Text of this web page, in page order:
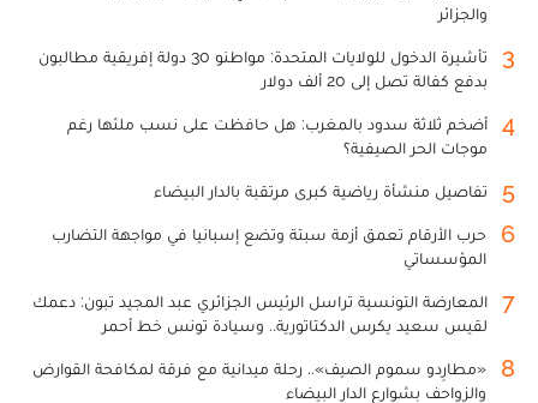
والجزائر
3
تأشيرة الدخول للولايات المتحدة: مواطنو 30 دولة إفريقية مطالبون
بدفع كفالة تصل إلى 20 ألف دولار
4
أضخم ثلاثة سدود بالمغرب: هل حافظت على نسب ملئها رغم
موجات الحر الصيفية؟
5 تفاصيل منشأة رياضية كبرى مرتقبة بالدار البيضاء
6
حرب الأرقام تعمق أزمة سبتة وتضع إسبانيا في مواجهة التضارب
المؤسساتي
7
المعارضة التونسية تراسل الرئيس الجزائري عبد المجيد تبون: دعمك
لقيس سعيد يكرس الدكتاتورية.. وسيادة تونس خط أحمر
8
«مطارِدو سموم الصيف».. رحلة ميدانية مع فرقة لمكافحة القوارض
والزواحف بشوارع الدار البيضاء